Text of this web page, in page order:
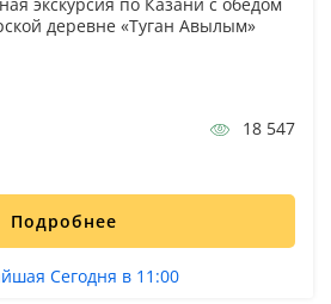
деревне «Туган Авылым»
18 547
Подробнее
Сегодня в 11:00